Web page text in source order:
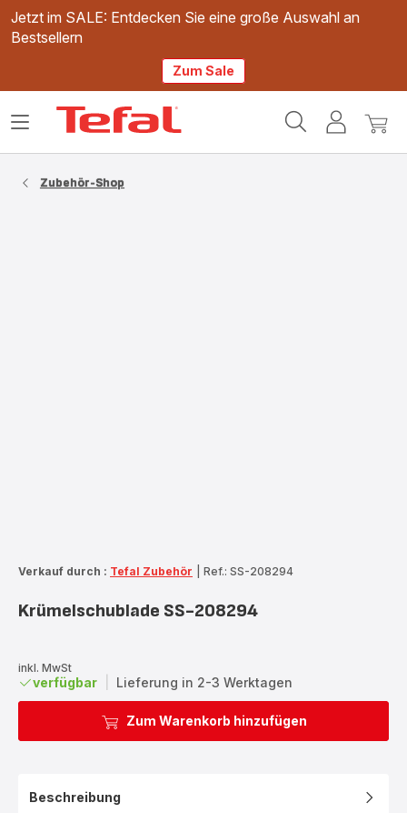
Jetzt im SALE: Entdecken Sie eine große Auswahl an
Bestsellern
Zum Sale
Mein
Mein
Das
Zubehör-Shop
Verkauf durch : Tefal Zubehör Ref.: SS-208294
Krümelschublade SS-208294
inkl. MwSt
verfügbar Lieferung in 2-3 Werktagen
Zum Warenkorb hinzufügen
Beschreibung